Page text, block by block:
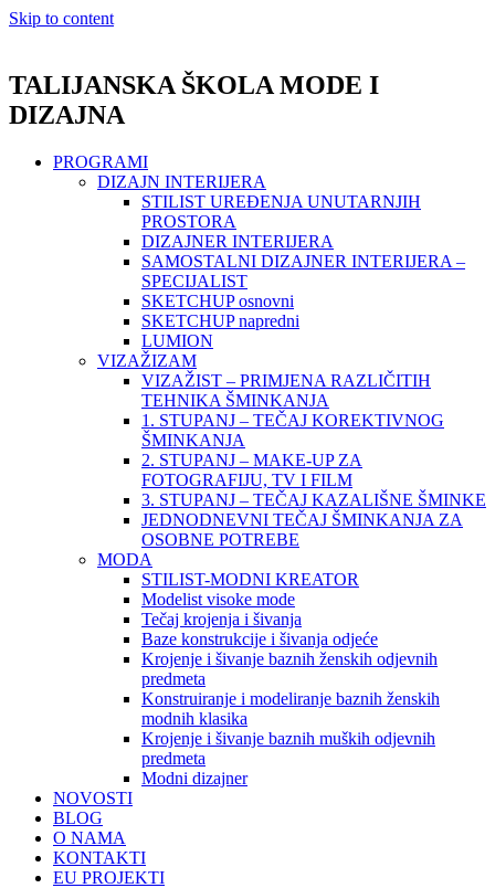
Skip to content
TALIJANSKA ŠKOLA MODE I
DIZAJNA
PROGRAMI
DIZAJN INTERIJERA
STILIST UREĐENJA UNUTARNJIH
PROSTORA
DIZAJNER INTERIJERA
SAMOSTALNI DIZAJNER INTERIJERA –
SPECIJALIST
SKETCHUP osnovni
SKETCHUP napredni
LUMION
VIZAŽIZAM
VIZAŽIST – PRIMJENA RAZLIČITIH
TEHNIKA ŠMINKANJA
1. STUPANJ – TEČAJ KOREKTIVNOG
ŠMINKANJA
2. STUPANJ – MAKE-UP ZA
FOTOGRAFIJU, TV I FILM
3. STUPANJ – TEČAJ KAZALIŠNE ŠMINKE
JEDNODNEVNI TEČAJ ŠMINKANJA ZA
OSOBNE POTREBE
MODA
STILIST-MODNI KREATOR
Modelist visoke mode
Tečaj krojenja i šivanja
Baze konstrukcije i šivanja odjeće
Krojenje i šivanje baznih ženskih odjevnih
predmeta
Konstruiranje i modeliranje baznih ženskih
modnih klasika
Krojenje i šivanje baznih muških odjevnih
predmeta
Modni dizajner
NOVOSTI
BLOG
O NAMA
KONTAKTI
EU PROJEKTI